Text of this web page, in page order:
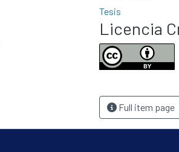
Tesis
Licencia
Full item page